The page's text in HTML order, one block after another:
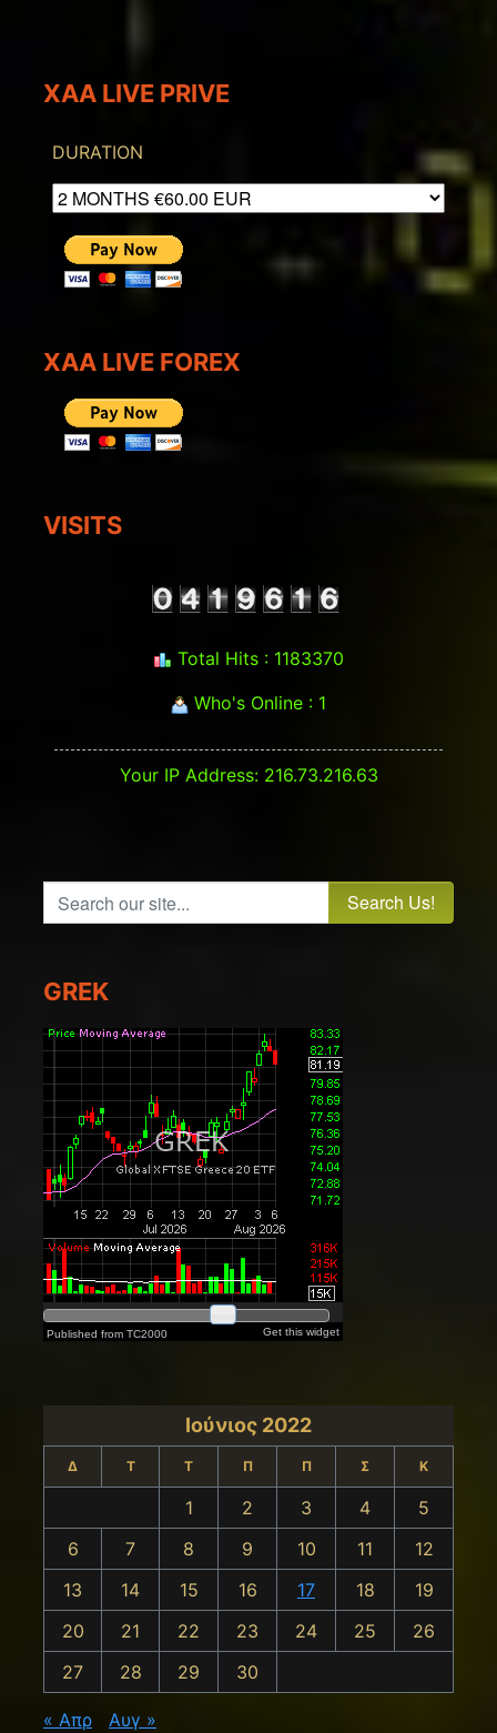
XAA LIVE PRIVE
DURATION
XAA LIVE FOREX
VISITS
Total Hits : 1183370
Who's Online : 1
Your IP Address: 216.73.216.63
Search our site...
GREK
Ιούνιος 2022
Δ Τ Τ Π Π Σ Κ
1 2 3 4
5
6
7 8 9 10 11
12
13
14 15 16 17 18
19
20
21 22 23 24 25
26
27
28 29 30
« Απρ Αυγ »